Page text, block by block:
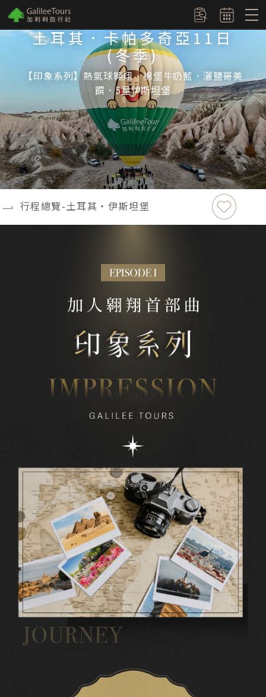
logo 訂單查詢
土耳其．卡帕多奇亞11日
(冬季)
【印象系列】熱氣球翱翔．棉堡牛奶藍．灑鹽哥美
饌．5星伊斯坦堡
行程總覽-土耳其‧伊斯坦堡 加入最愛